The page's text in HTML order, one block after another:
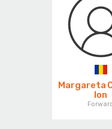
Margareta
Ion